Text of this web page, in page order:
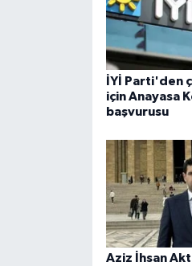
İYİ Parti'den
için Anayasa
başvurusu
Aziz İhsan